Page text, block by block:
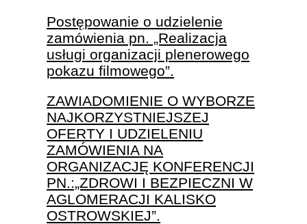
Postępowanie o udzielenie
zamówienia pn. „Realizacja
usługi organizacji plenerowego
pokazu filmowego”.
ZAWIADOMIENIE O WYBORZE
NAJKORZYSTNIEJSZEJ
OFERTY I UDZIELENIU
ZAMÓWIENIA NA
ORGANIZACJĘ KONFERENCJI
PN.:„ZDROWI I BEZPIECZNI W
AGLOMERACJI KALISKO
OSTROWSKIEJ”.